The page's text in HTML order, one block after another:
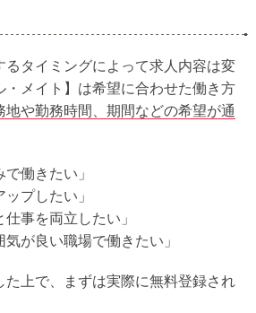
るタイミングによって求人内容は変
・メイト】は希望に合わせた働き方
地や勤務時間、期間などの希望が通
で働きたい」
ップしたい」
仕事を両立したい」
気が良い職場で働きたい」
た上で、まずは実際に無料登録され